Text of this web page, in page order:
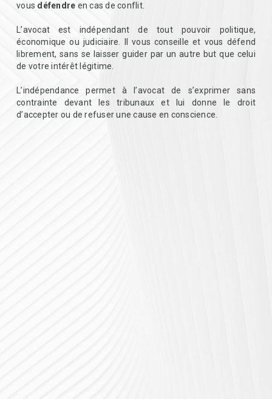
vous défendre en cas de conflit.
L’avocat est indépendant de tout pouvoir politique,
économique ou judiciaire. Il vous conseille et vous défend
librement, sans se laisser guider par un autre but que celui
de votre intérêt légitime.
L’indépendance permet à l’avocat de s’exprimer sans
contrainte devant les tribunaux et lui donne le droit
d’accepter ou de refuser une cause en conscience.